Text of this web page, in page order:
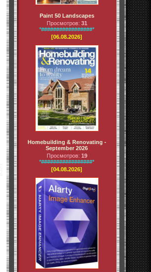
Paint 50 Landscapes
Просмотров: 31
*#################*
[06.08.2026]
Homebuilding & Renovating -
September 2026
Просмотров: 19
*#################*
[04.08.2026]